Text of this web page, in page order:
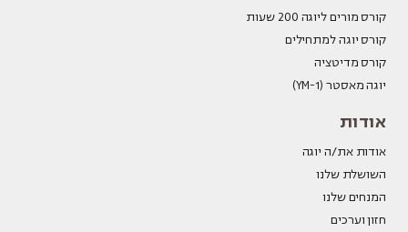
קורס מורים ליוגה 200 שעות
קורס יוגה למתחילים
קורס מדיטציה
יוגה מאסטר (YM-1)
אודות
אודות את/ה יוגה
השושלת שלנו
המנחים שלנו
חזון וערכים